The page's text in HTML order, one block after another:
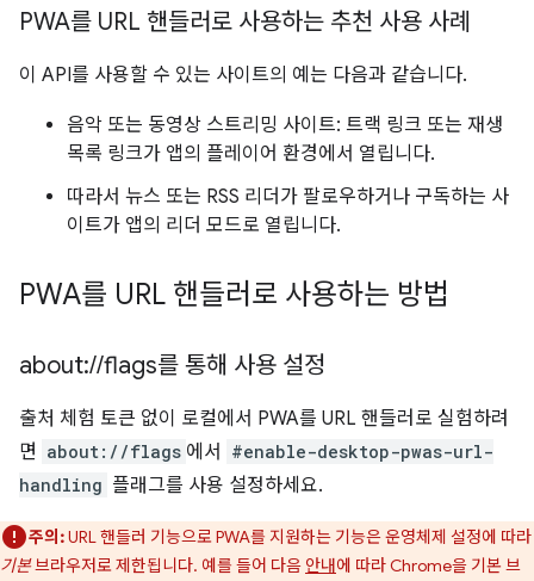
PWA를 URL 핸들러로 사용하는 추천 사용 사례
이 API를 사용할 수 있는 사이트의 예는 다음과 같습니다.
음악 또는 동영상 스트리밍 사이트: 트랙 링크 또는 재생
목록 링크가 앱의 플레이어 환경에서 열립니다.
따라서 뉴스 또는 RSS 리더가 팔로우하거나 구독하는 사
이트가 앱의 리더 모드로 열립니다.
PWA를 URL 핸들러로 사용하는 방법
about://flags를 통해 사용 설정
출처 체험 토큰 없이 로컬에서 PWA를 URL 핸들러로 실험하려
면 about://flags 에서
#enable-desktop-pwas-url-
handling 플래그를 사용 설정하세요.
주의:URL 핸들러 기능으로 PWA를 지원하는 기능은 운영체제 설정에 따라
기본브라우저로 제한됩니다. 예를 들어 다음 안내에 따라 Chrome을 기본 브